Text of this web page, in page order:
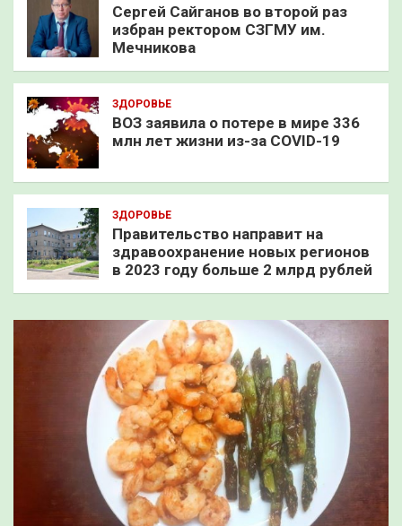
Сергей Сайганов во второй раз
избран ректором СЗГМУ им.
Мечникова
ЗДОРОВЬЕ
ВОЗ заявила о потере в мире 336
млн лет жизни из-за COVID-19
ЗДОРОВЬЕ
Правительство направит на
здравоохранение новых регионов
в 2023 году больше 2 млрд рублей